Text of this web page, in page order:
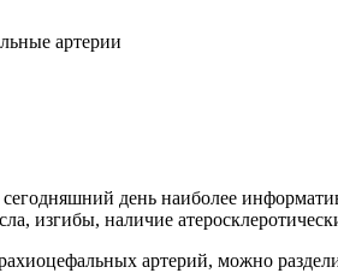
день наиболее
изгибы, наличие
артерий, можно